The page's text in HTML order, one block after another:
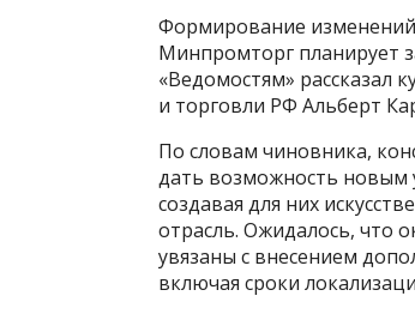
Формирование
Минпромторг планирует
«Ведомостям»
и торговли РФ Альберт
По словам чиновника,
дать возможность новым
создавая для них
отрасль. Ожидалось, что
увязаны с внесением
включая сроки